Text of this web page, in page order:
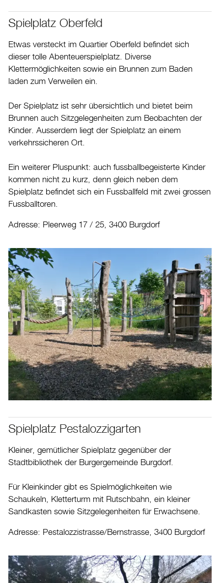
Spielplatz Oberfeld
Etwas versteckt im Quartier Oberfeld befindet sich
dieser tolle Abenteuerspielplatz. Diverse
Klettermöglichkeiten sowie ein Brunnen zum Baden
laden zum Verweilen ein.
Der Spielplatz ist sehr übersichtlich und bietet beim
Brunnen auch Sitzgelegenheiten zum Beobachten der
Kinder. Ausserdem liegt der Spielplatz an einem
verkehrssicheren Ort.
Ein weiterer Pluspunkt: auch fussballbegeisterte Kinder
kommen nicht zu kurz, denn gleich neben dem
Spielplatz befindet sich ein Fussballfeld mit zwei grossen
Fussballtoren.
Adresse: Pleerweg 17 / 25, 3400 Burgdorf
Spielplatz Pestalozzigarten
Kleiner, gemütlicher Spielplatz gegenüber der
Stadtbibliothek der Burgergemeinde Burgdorf.
Für Kleinkinder gibt es Spielmöglichkeiten wie
Schaukeln, Kletterturm mit Rutschbahn, ein kleiner
Sandkasten sowie Sitzgelegenheiten für Erwachsene.
Adresse: Pestalozzistrasse/Bernstrasse, 3400 Burgdorf